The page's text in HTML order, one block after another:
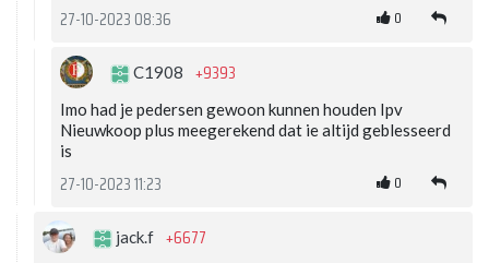
27-10-2023 08:36 0
C1908 +9393
Imo had je pedersen gewoon kunnen houden Ipv
Nieuwkoop plus meegerekend dat ie altijd geblesseerd
is
27-10-2023 11:23 0
jack.f +6677